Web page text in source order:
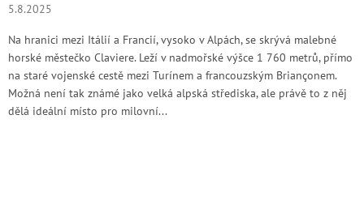
5.8.2025
Na hranici mezi Itálií a Francií, vysoko v Alpách, se skrývá malebné
horské městečko Claviere. Leží v nadmořské výšce 1 760 metrů, přímo
na staré vojenské cestě mezi Turínem a francouzským Briançonem.
Možná není tak známé jako velká alpská střediska, ale právě to z něj
dělá ideální místo pro milovní...